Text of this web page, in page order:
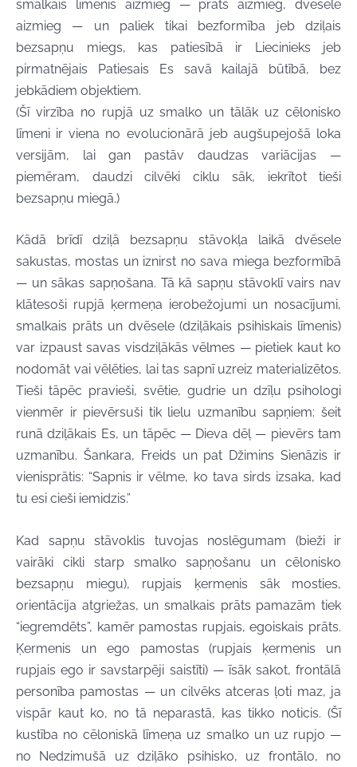
smalkais līmenis aizmieg — prāts aizmieg, dvēsele
aizmieg — un paliek tikai bezformība jeb dziļais
bezsapņu miegs, kas patiesībā ir Liecinieks jeb
pirmatnējais Patiesais Es savā kailajā būtībā, bez
jebkādiem objektiem.
(Šī virzība no rupjā uz smalko un tālāk uz cēlonisko
līmeni ir viena no evolucionārā jeb augšupejošā loka
versijām, lai gan pastāv daudzas variācijas —
piemēram, daudzi cilvēki ciklu sāk, iekrītot tieši
bezsapņu miegā.)
Kādā brīdī dziļā bezsapņu stāvokļa laikā dvēsele
sakustas, mostas un iznirst no sava miega bezformībā
— un sākas sapņošana. Tā kā sapņu stāvoklī vairs nav
klātesoši rupjā ķermeņa ierobežojumi un nosacījumi,
smalkais prāts un dvēsele (dziļākais psihiskais līmenis)
var izpaust savas visdziļākās vēlmes — pietiek kaut ko
nodomāt vai vēlēties, lai tas sapnī uzreiz materializētos.
Tieši tāpēc pravieši, svētie, gudrie un dzīļu psihologi
vienmēr ir pievērsuši tik lielu uzmanību sapņiem: šeit
runā dziļākais Es, un tāpēc — Dieva dēļ — pievērs tam
uzmanību. Šankara, Freids un pat Džimins Sienāzis ir
vienisprātis: “Sapnis ir vēlme, ko tava sirds izsaka, kad
tu esi cieši iemidzis.”
Kad sapņu stāvoklis tuvojas noslēgumam (bieži ir
vairāki cikli starp smalko sapņošanu un cēlonisko
bezsapņu miegu), rupjais ķermenis sāk mosties,
orientācija atgriežas, un smalkais prāts pamazām tiek
“iegremdēts”, kamēr pamostas rupjais, egoiskais prāts.
Ķermenis un ego pamostas (rupjais ķermenis un
rupjais ego ir savstarpēji saistīti) — īsāk sakot, frontālā
personība pamostas — un cilvēks atceras ļoti maz, ja
vispār kaut ko, no tā neparastā, kas tikko noticis. (Šī
kustība no cēloniskā līmeņa uz smalko un uz rupjo —
no Nedzimušā uz dziļāko psihisko, uz frontālo, no